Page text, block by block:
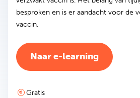
besproken en is er aandacht voor de
vaccin.
Naar e-learning(opent in
Gratis